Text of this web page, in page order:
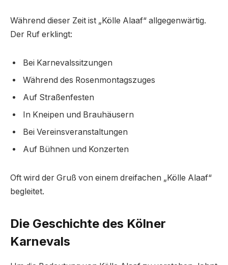
Während dieser Zeit ist „Kölle Alaaf“ allgegenwärtig.
Der Ruf erklingt:
Bei Karnevalssitzungen
Während des Rosenmontagszuges
Auf Straßenfesten
In Kneipen und Brauhäusern
Bei Vereinsveranstaltungen
Auf Bühnen und Konzerten
Oft wird der Gruß von einem dreifachen „Kölle Alaaf“
begleitet.
Die Geschichte des Kölner
Karnevals